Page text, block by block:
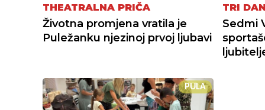
THEATRALNA PRIČA
Životna promjena vratila je
Puležanku njezinoj prvoj ljubavi
TRI
Sedmi
PULA